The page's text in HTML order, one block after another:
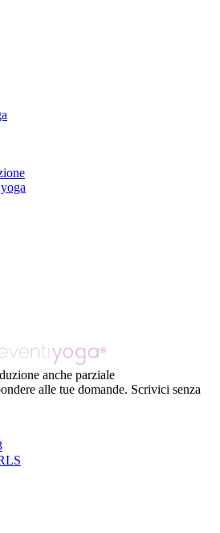
anche parziale
alle tue domande. Scrivici senza